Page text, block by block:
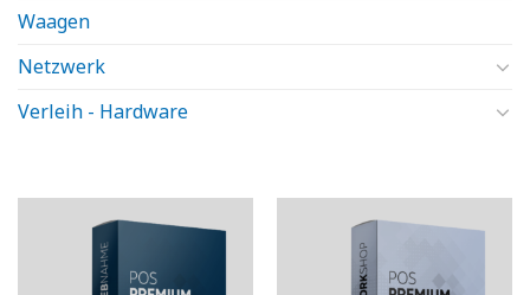
Waagen
Netzwerk
Verleih - Hardware